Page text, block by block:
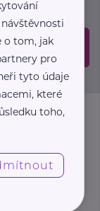
Odeslat
o tom, jak
pro
tyto údaje
které
toho,